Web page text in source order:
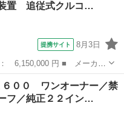
置 追従式クルコ…
提携サイト 8月3日
グレード名： モリゾウ
追従式クルコン ＡＷＤ
６００ ワンオーナー／禁
フ／純正２２イン…